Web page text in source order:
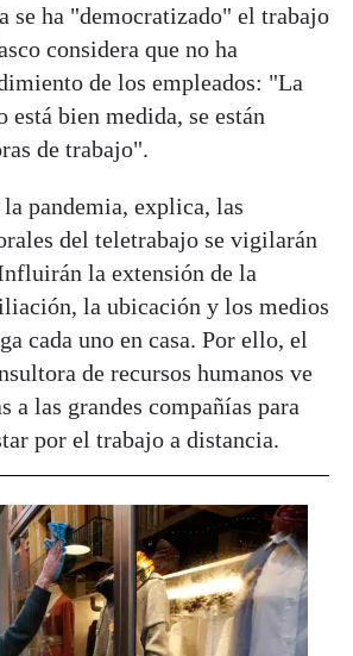
se ha "democratizado" el trabajo
considera que no ha
de los empleados: "La
bien medida, se están
de trabajo".
pandemia, explica, las
del teletrabajo se vigilarán
la extensión de la
la ubicación y los medios
cada uno en casa. Por ello, el
de recursos humanos ve
a las grandes compañías para
por el trabajo a distancia.